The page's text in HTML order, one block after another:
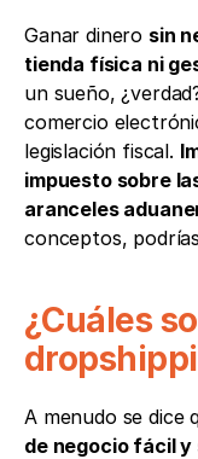
Ganar dinero sin
tienda física ni
un sueño,
comercio
legislación fiscal.
impuesto sobre
aranceles
conceptos,
¿Cuáles
A menudo se dice
de negocio fácil